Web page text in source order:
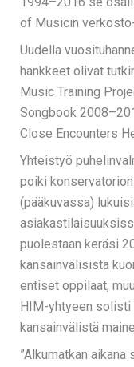
of Musicin
Uudella
hankkeet olivat
Music Training
Songbook
Close Encounters
Yhteistyö
poiki
(pääkuvassa)
puolestaan keräsi
kansainvälisistä
entiset oppilaat,
HIM-yhtyeen solisti
kansainvälistä
”Alkumatkan